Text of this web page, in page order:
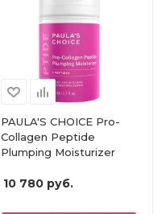
PAULA'S CHOICE Pro-
Collagen Peptide
Plumping Moisturizer
10 780руб.